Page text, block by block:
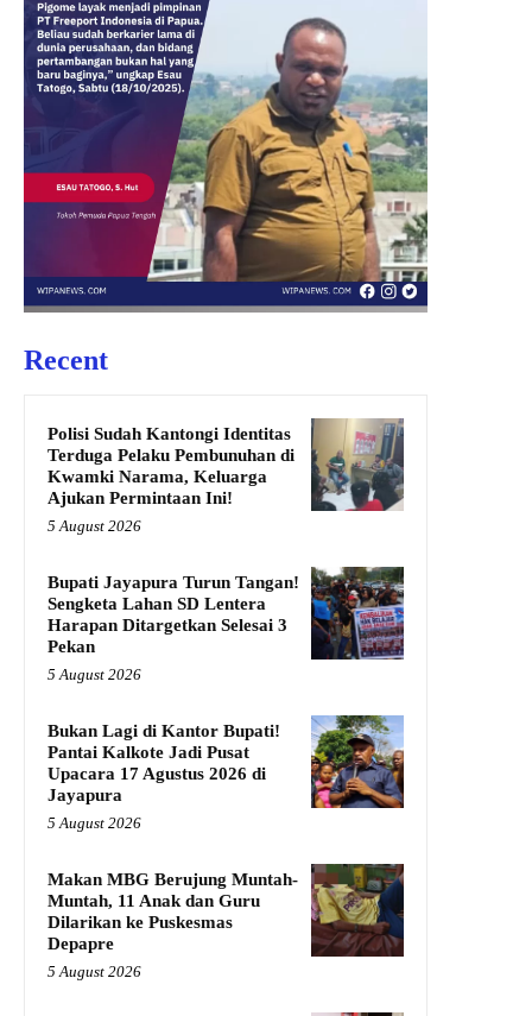
Recent
Polisi Sudah Kantongi Identitas
Terduga Pelaku Pembunuhan di
Kwamki Narama, Keluarga
Ajukan Permintaan Ini!
5 August 2026
Bupati Jayapura Turun Tangan!
Sengketa Lahan SD Lentera
Harapan Ditargetkan Selesai 3
Pekan
5 August 2026
Bukan Lagi di Kantor Bupati!
Pantai Kalkote Jadi Pusat
Upacara 17 Agustus 2026 di
Jayapura
5 August 2026
Makan MBG Berujung Muntah-
Muntah, 11 Anak dan Guru
Dilarikan ke Puskesmas
Depapre
5 August 2026